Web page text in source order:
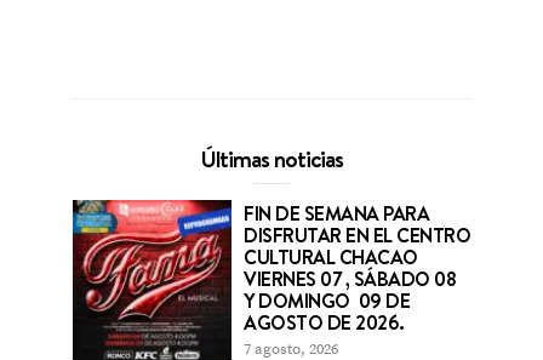
Últimas noticias
FIN DE SEMANA PARA
DISFRUTAR EN EL CENTRO
CULTURAL CHACAO
VIERNES 07 , SÁBADO 08
Y DOMINGO 09 DE
AGOSTO DE 2026.
7 agosto, 2026